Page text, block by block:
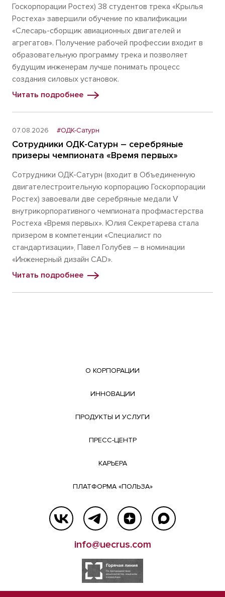
Госкорпорации Ростех) 38 студентов трека «Крылья
Ростеха» завершили обучение по квалификации
«Слесарь-сборщик авиационных двигателей и
агрегатов». Получение рабочей профессии входит в
образовательную программу трека и позволяет
будущим инженерам лучше понимать процесс
создания силовых установок.
Читать подробнее
07.08.2026 #ОДК-Сатурн
Сотрудники ОДК-Сатурн – серебряные
призеры чемпионата «Время первых»
Сотрудники ОДК-Сатурн (входит в Объединенную
двигателестроительную корпорацию Госкорпорации
Ростех) завоевали две серебряные медали V
внутрикорпоративного чемпионата профмастерства
Ростеха «Время первых». Юлия Секретарева стала
призером в компетенции «Специалист по
стандартизации», Павел Голубев – в номинации
«Инженерный дизайн CAD».
Читать подробнее
О КОРПОРАЦИИ
ИННОВАЦИИ
ПРОДУКТЫ И УСЛУГИ
ПРЕСС-ЦЕНТР
КАРЬЕРА
ПЛАТФОРМА «ПОЛЬЗА»
info@uecrus.com